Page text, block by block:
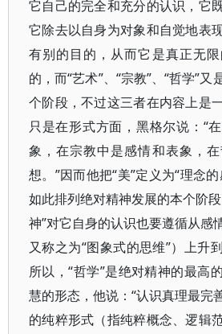
它自己的完全和充分的认识，它
它除去以自身为对象和自觉地表
有别的目的，从而它是真正无
的，而“艺术”、“宗教”、“哲学”
个阶段，不过这三者在内容上是
只是在形式方面，黑格尔说：“
象，在宗教中是感情和表象，
想。”因而他把“美”定义为“理念
如此排列绝对精神发展的本个阶
神”对它自身的认识也要遵循从感
又称之为“图象式的思维”）上升
所以，“哲学”是绝对精神的最高
慧的形态，他说：“认识真理最完
的纯粹形式（指纯粹概念、逻辑